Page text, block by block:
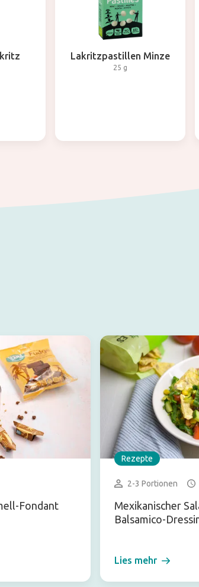
Lakritzpastillen Minze
25 g
Fondant
Rezepte
2-3 Portionen
Mexikanischer
Balsamico-
Lies mehr